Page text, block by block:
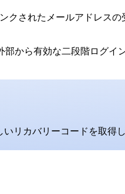
クされたメールアドレス
から有効な二段階ログイ
いリカバリーコードを取得